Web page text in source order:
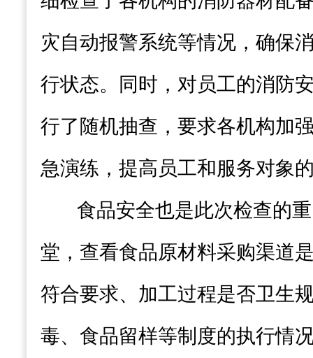
灾自动报警系统等情况，确保
行状态。同时，对员工的消防
行了随机抽查，要求各机构加
急演练，提高员工和服务对象
食品安全也是此次检查的
堂，查看食品原材料采购渠道
符合要求、加工过程是否卫生
毒、食品留样等制度的执行情